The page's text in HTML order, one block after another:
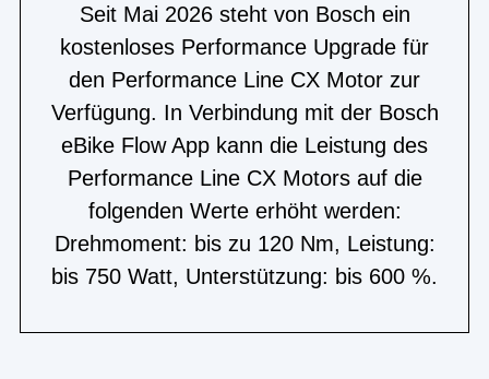
Seit Mai 2026 steht von Bosch ein
kostenloses Performance Upgrade für
den Performance Line CX Motor zur
Verfügung. In Verbindung mit der Bosch
eBike Flow App kann die Leistung des
Performance Line CX Motors auf die
folgenden Werte erhöht werden:
Drehmoment: bis zu 120 Nm, Leistung:
bis 750 Watt, Unterstützung: bis 600 %.